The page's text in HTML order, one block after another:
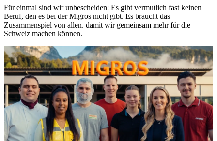
Für einmal sind wir unbescheiden: Es gibt vermutlich fast keinen
Beruf, den es bei der Migros nicht gibt. Es braucht das
Zusammenspiel von allen, damit wir gemeinsam mehr für die
Schweiz machen können.